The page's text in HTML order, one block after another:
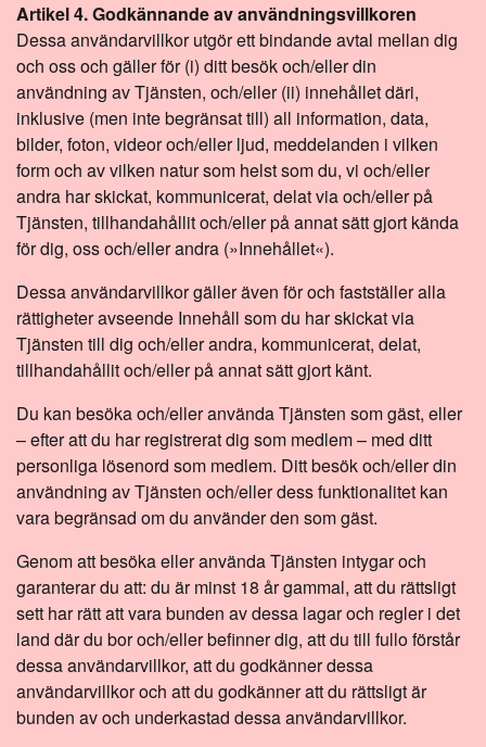
Artikel 4. Godkännande av användningsvillkoren
Dessa användarvillkor utgör ett bindande avtal mellan dig
och oss och gäller för (i) ditt besök och/eller din
användning av Tjänsten, och/eller (ii) innehållet däri,
inklusive (men inte begränsat till) all information, data,
bilder, foton, videor och/eller ljud, meddelanden i vilken
form och av vilken natur som helst som du, vi och/eller
andra har skickat, kommunicerat, delat via och/eller på
Tjänsten, tillhandahållit och/eller på annat sätt gjort kända
för dig, oss och/eller andra (»Innehållet«).
Dessa användarvillkor gäller även för och fastställer alla
rättigheter avseende Innehåll som du har skickat via
Tjänsten till dig och/eller andra, kommunicerat, delat,
tillhandahållit och/eller på annat sätt gjort känt.
Du kan besöka och/eller använda Tjänsten som gäst, eller
– efter att du har registrerat dig som medlem – med ditt
personliga lösenord som medlem. Ditt besök och/eller din
användning av Tjänsten och/eller dess funktionalitet kan
vara begränsad om du använder den som gäst.
Genom att besöka eller använda Tjänsten intygar och
garanterar du att: du är minst 18 år gammal, att du rättsligt
sett har rätt att vara bunden av dessa lagar och regler i det
land där du bor och/eller befinner dig, att du till fullo förstår
dessa användarvillkor, att du godkänner dessa
användarvillkor och att du godkänner att du rättsligt är
bunden av och underkastad dessa användarvillkor.